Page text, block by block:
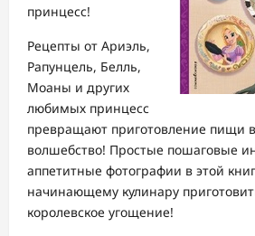
принцесс!
Рецепты от Ариэль,
Рапунцель, Белль,
Моаны и других
любимых принцесс
превращают приготовление пищи
волшебство! Простые пошаговые
аппетитные фотографии в этой
начинающему кулинару
королевское угощение!